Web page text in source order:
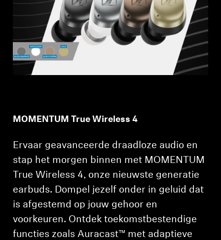
Professioneel
MOMENTUM True Wireless 4
Ervaar geavanceerde draadloze audio en
stap het morgen binnen met MOMENTUM
True Wireless 4, onze nieuwste generatie
earbuds. Dompel jezelf onder in geluid dat
is afgestemd op jouw gehoor en
voorkeuren. Ontdek toekomstbestendige
functies zoals Auracast™ met adaptieve